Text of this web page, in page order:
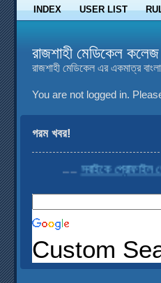
INDEX USER LIST
রাজশাহী মেডিকেল
রাজশাহী মেডিকেল এর একমাত্র
You are not logged in.
গরম খবর!
....সবাইকে প্রোফাইল
Custom